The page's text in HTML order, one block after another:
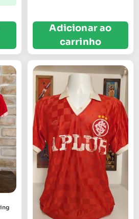
Adicionar ao
carrinho